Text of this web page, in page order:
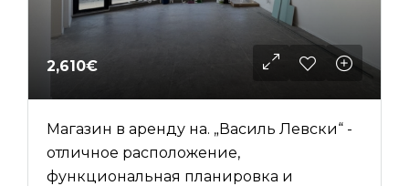
2,610€
Магазин в аренду на. „Василь Левски“ -
отличное расположение,
функциональная планировка и